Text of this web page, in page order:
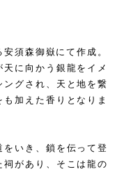
須森御嶽にて作成。
に向かう銀龍をイメ
グされ、天と地を繋
加えた香りとなりま
いき、鎖を伝って登
があり、そこは龍の